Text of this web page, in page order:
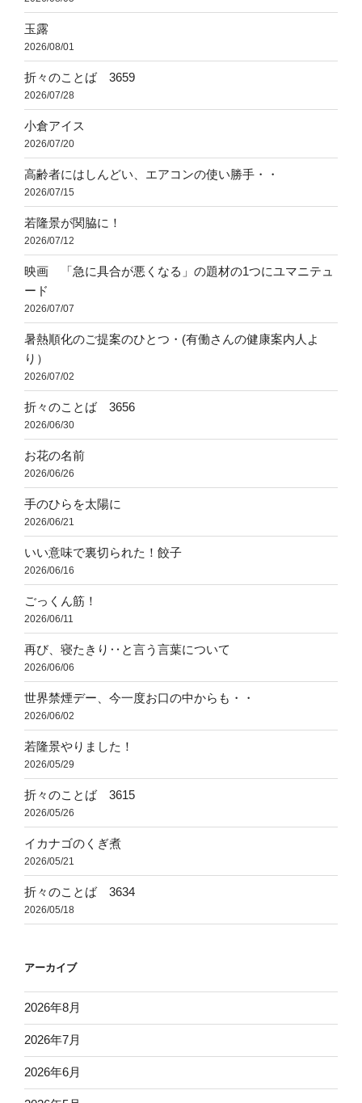
玉露
2026/08/01
折々のことば 3659
2026/07/28
小倉アイス
2026/07/20
高齢者にはしんどい、エアコンの使い勝手・・
2026/07/15
若隆景が関脇に！
2026/07/12
映画 「急に具合が悪くなる」の題材の1つにユマニテュ
ード
2026/07/07
暑熱順化のご提案のひとつ・(有働さんの健康案内人よ
り）
2026/07/02
折々のことば 3656
2026/06/30
お花の名前
2026/06/26
手のひらを太陽に
2026/06/21
いい意味で裏切られた！餃子
2026/06/16
ごっくん筋！
2026/06/11
再び、寝たきり‥と言う言葉について
2026/06/06
世界禁煙デー、今一度お口の中からも・・
2026/06/02
若隆景やりました！
2026/05/29
折々のことば 3615
2026/05/26
イカナゴのくぎ煮
2026/05/21
折々のことば 3634
2026/05/18
アーカイブ
2026年8月
2026年7月
2026年6月